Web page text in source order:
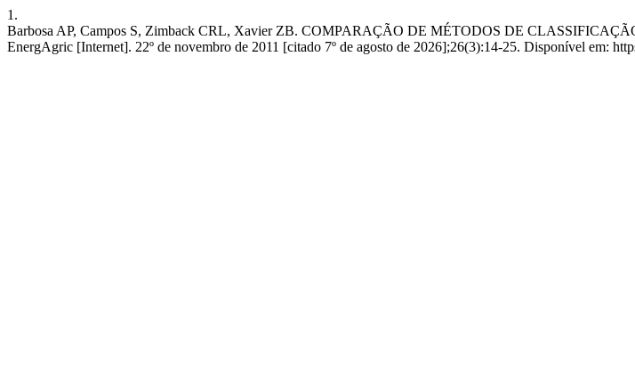
1.
Barbosa AP, Campos S, Zimback CRL, Xavier ZB. COMPARAÇÃO DE MÉTODOS DE
EnergAgric [Internet]. 22º de novembro de 2011 [citado 7º de agosto de 2026];26(3):14-25. Disponível em: